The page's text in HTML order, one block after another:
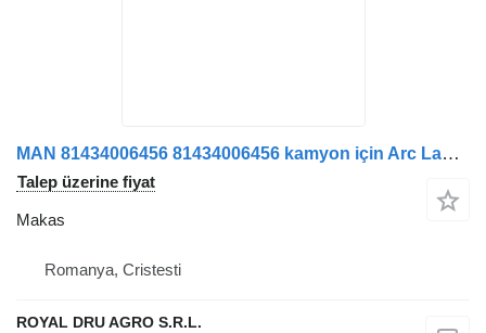
MAN 81434006456 81434006456 kamyon için Arc Lamelar Axa Față Stânga makas
Talep üzerine fiyat
Makas
Romanya, Cristesti
ROYAL DRU AGRO S.R.L.